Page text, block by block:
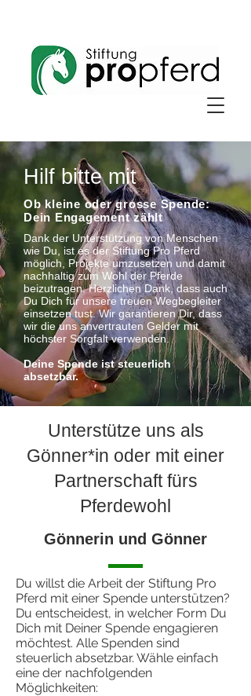
Hilf bitte mit
Ob kleine oder grosse Spende:
Dein Engagement zählt
Dank der Unterstützung von Menschen
wie Du, ist es der Stiftung Pro Pferd
möglich, Projekte umzusetzen und damit
nachhaltig zum Wohl der Pferde
beizutragen. Herzlichen Dank, dass auch
Du Dich für unsere treuen Wegbegleiter
einsetzen tust. Wir garantieren Dir, dass
wir die uns anvertrauten Gelder mit
höchster Sorgfalt verwenden.
Deine Spende ist steuerlich
absetzbar.
Unterstütze uns als
Gönner*in oder mit einer
Partnerschaft fürs
Pferdewohl
Gönnerin und Gönner
Du willst die Arbeit der Stiftung Pro
Pferd mit einer Spende unterstützen?
Du entscheidest, in welcher Form Du
Dich mit Deiner Spende engagieren
möchtest. Alle Spenden sind
steuerlich absetzbar. Wähle einfach
eine der nachfolgenden
Möglichkeiten: